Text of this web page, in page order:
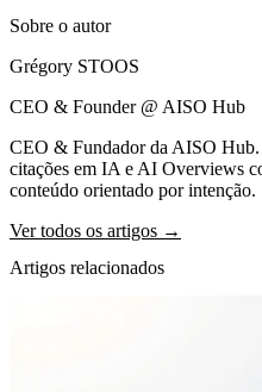
Sobre o autor
Grégory STOOS
CEO & Founder @ AISO Hub
CEO & Fundador da AISO Hub.
citações em IA e AI Overviews
conteúdo orientado por intenção.
Ver todos os artigos →
Artigos relacionados